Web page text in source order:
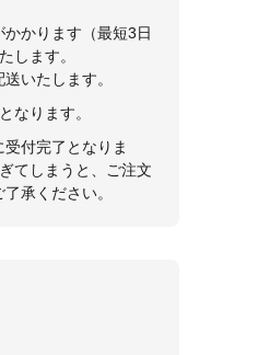
かります（最短3日
します。
いたします。
なります。
付完了となりま
てしまうと、ご注文
承ください。